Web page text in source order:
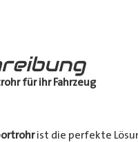
für ihr Fahrzeug
ist die perfekte